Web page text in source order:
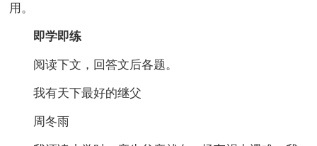
用。
即学即练
阅读下文，回答文后各题。
我有天下最好的继父
周冬雨